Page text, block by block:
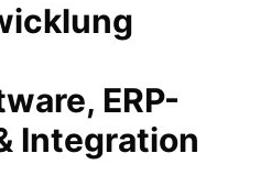
ERP-
Integration